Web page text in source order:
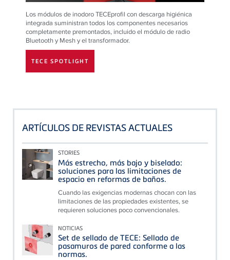
Los módulos de inodoro TECEprofil con descarga higiénica
integrada suministran todos los componentes necesarios
completamente premontados, incluido el módulo de radio
Bluetooth y Mesh y el transformador.
TECE SPOTLIGHT
ARTÍCULOS DE REVISTAS ACTUALES
STORIES
Más estrecho, más bajo y biselado:
soluciones para las limitaciones de
espacio en reformas de baños.
Cuando las exigencias modernas chocan con las
limitaciones de las propiedades existentes, se
requieren soluciones poco convencionales.
NOTICIAS
Set de sellado de TECE: Sellado de
pasamuros de pared conforme a las
normas.